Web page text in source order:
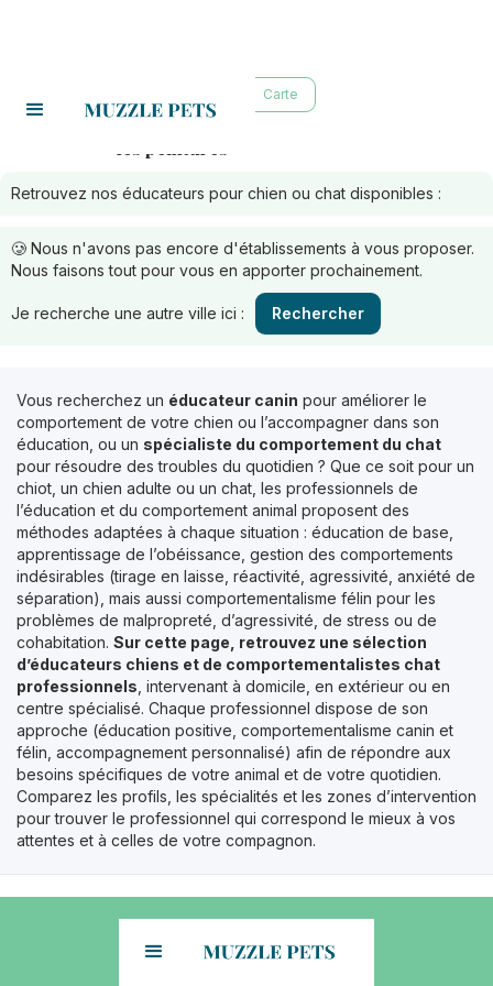
Carte
Retrouvez nos éducateurs pour chien ou chat disponibles :
🥲 Nous n'avons pas encore d'établissements à vous proposer.
Nous faisons tout pour vous en apporter prochainement.
Je recherche une autre ville ici : Rechercher
Vous recherchez un éducateur canin pour améliorer le
comportement de votre chien ou l’accompagner dans son
éducation, ou un spécialiste du comportement du chat
pour résoudre des troubles du quotidien ? Que ce soit pour un
chiot, un chien adulte ou un chat, les professionnels de
l’éducation et du comportement animal proposent des
méthodes adaptées à chaque situation : éducation de base,
apprentissage de l’obéissance, gestion des comportements
indésirables (tirage en laisse, réactivité, agressivité, anxiété de
séparation), mais aussi comportementalisme félin pour les
problèmes de malpropreté, d’agressivité, de stress ou de
cohabitation. Sur cette page, retrouvez une sélection
d’éducateurs chiens et de comportementalistes chat
professionnels , intervenant à domicile, en extérieur ou en
centre spécialisé. Chaque professionnel dispose de son
approche (éducation positive, comportementalisme canin et
félin, accompagnement personnalisé) afin de répondre aux
besoins spécifiques de votre animal et de votre quotidien.
Comparez les profils, les spécialités et les zones d’intervention
pour trouver le professionnel qui correspond le mieux à vos
attentes et à celles de votre compagnon.